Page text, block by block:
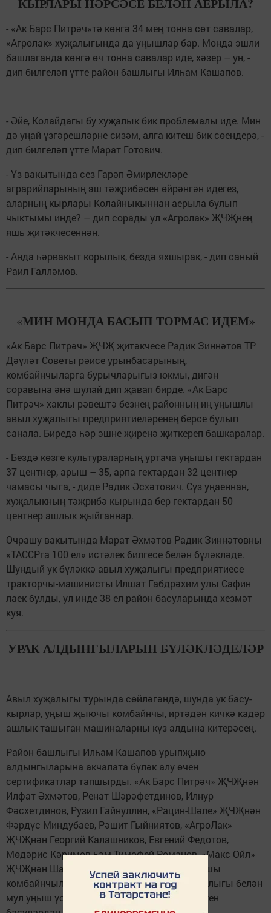
- «Ак Барс Питрәч»тә көнгә 34 мең тонна сөт савалар,
«Агролак» хуҗалыгында да уңышлар бар. Монда эшли
башлаганда көнгә өч тонна савалар иде, хәзер – ун, -
дип билгеләп үтте район башлыгы Илһам Кашапов.
- Әйе, Колайдагы бу хуҗалык бик проблемалы иде. Мин
дә уңай үзгәрешләрне сизәм, алга китеш бик сөендерә, -
дип билгеләп үтте Марат Готович.
- Үз вакытында сез Гарәп Әмирлекләре
аграрийларының эш тәҗрибәсен өйрәнгән идегез,
аларның кырлары Колайныкыннан аерыла булып
чыктымы инде? – дип сорады ул «Агролак» ҖЧҖнең
яшь җитәкчесеннән.
- Анда һәрвакыт корылык, бездә яхшырак, - дип саный
Раил Галләмов.
«МИН МОНДА БАСЫП ТОРМАС ИДЕМ»
«Ак Барс Питрәч» ҖЧҖ җитәкчесе Радик Зиннәтов ТР
Дәүләт Советы рәисе урынбасарының,
комбайнчыларга бурычларыгыз юкмы, дигән
соравына әнә шулай дип җавап бирде. «Ак Барс
Питрәч» хаклы рәвештә безнең районның иң уңышлы
авыл хуҗалыгы предприятиеләренең берсе булып
санала. Биредә һәр эшне җиренә җиткереп башкаралар.
- Бездә көзге культураларның уртача уңышы гектардан
37 центнер, арыш – 35, арпа гектардан 32 центнер
чамасы чыга, - диде Радик Әсхәтович. Сүз уңаеннан,
хуҗалыкның тәҗрибә кырында бер гектардан 50
центнер ашлык җыйганнар.
Очрашу вакытында Марат Әхмәтов Радик Зиннәтовны
«ТАССРга 100 ел» истәлек билгесе белән бүләкләде.
Шундый ук бүләккә авыл хуҗалыгы предприятиесе
тракторчы-машинисты Илшат Габдрәхим улы Сафин
лаек булды, ул инде 38 ел район басуларында хезмәт
куя.
УРАК АЛДЫНГЫЛАРЫН БҮЛӘКЛӘДЕЛӘР
Авыл хуҗалыгы турында сөйләгәндә, шунда ук басу-
кырлар, уңыш җыючы комбайнчы, иртәдән кичкә кадәр
ашлык ташыган машиналарны күз алдына китерәсең.
Район башлыгы Илһам Кашапов урыпҗыю
алдынгыларына акчалата бүләк алу өчен
сертификатлар тапшырды. «Ак Барс Питрәч» ҖЧҖнән
Илфат Әхмәтов, Ренат Шәрәфетдинов, Илнур
Фәсхетдинов, Рузил Гайнуллин, «Рацин-Шәле» ҖЧҖнән
Фәрдүс Миндубаев, Рәшит Гыйниятов, «АгроЛак»
ҖЧҖнән Георгий Калашников, Евгений Федотов,
Мөдәрис Кәримов һәм Тимофей Романов, «Макс Ойл»
ҖЧҖнән Шамил Гыйләҗев районның иң яхшы
комбайнчылары исемлегендә. Алар тырышлыгы белән
мул уңыш үстерелде, алар көче белән ул бүген